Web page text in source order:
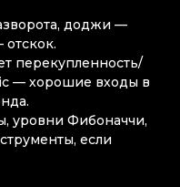
доджи —
перекупленность/
— хорошие входы в
уровни Фибоначчи,
если